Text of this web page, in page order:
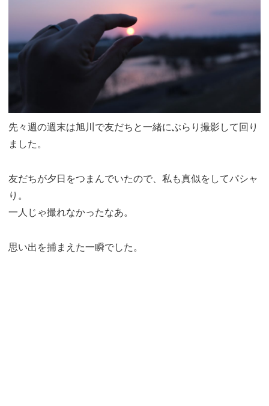
先々週の週末は旭川で友だちと一緒にぶらり撮影して回り
ました。
友だちが夕日をつまんでいたので、私も真似をしてパシャ
り。
一人じゃ撮れなかったなあ。
思い出を捕まえた一瞬でした。